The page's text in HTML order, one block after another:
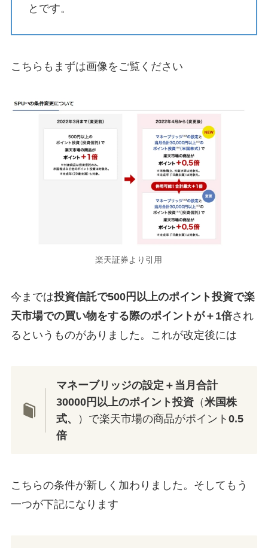
とです。
こちらもまずは画像をご覧ください
楽天証券より引用
今までは投資信託で500円以上のポイント投資で楽
天市場での買い物をする際のポイントが＋1倍され
るというものがありました。これが改定後には
マネーブリッジの設定＋当月合計
30000円以上のポイント投資 （米国株
式、
）で楽天市場の商品がポイント0.5
倍
こちらの条件が新しく加わりました。そしてもう
一つが下記になります